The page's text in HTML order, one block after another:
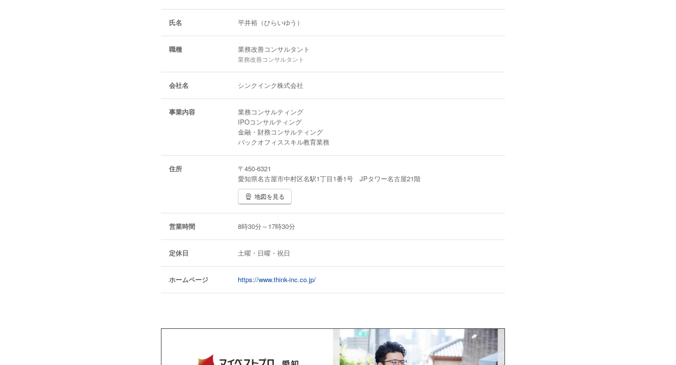
氏名 平井裕（ひらいゆう）
職種 業務改善コンサルタント
業務改善コンサルタント
会社名 シンクインク株式会社
事業内容
業務コンサルティング
IPOコンサルティング
金融・財務コンサルティング
バックオフィススキル教育業務
住所
〒450-6321
愛知県名古屋市中村区名駅1丁目1番1号 JPタワー名古屋21階
地図を見る
営業時間 8時30分～17時30分
定休日 土曜・日曜・祝日
ホームページ https://www.think-inc.co.jp/